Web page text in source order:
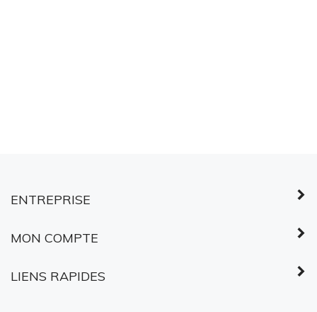
ENTREPRISE
MON COMPTE
LIENS RAPIDES